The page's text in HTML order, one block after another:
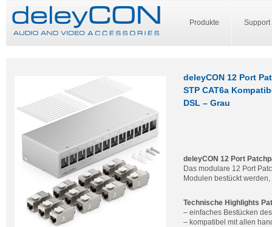
Produkte Support
deleyCON 12 Port
STP CAT6a
DSL – Grau
deleyCON 12 Port
Das modulare 12 Port
Modulen bestückt
Technische Highlights
– einfaches Bestücken
– kompatibel mit allen